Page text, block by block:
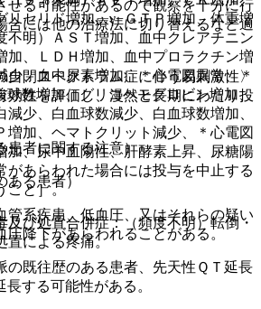
せる可能性があるので観察を十分に行
合には他の治療法に切り替えるなど適
閉スペクトラム症に伴う易刺激性〉
効性を評価し、漫然と長期にわたり投
患者に関する注意）
ある患者）
系疾患、低血圧、又はそれらの疑い
圧降下があらわれることがある。
既往歴のある患者、先天性ＱＴ延長
する可能性がある。
リセリド増加、γ−ＧＴＰ増加、体重増
不明）ＡＳＴ増加、血中クレアチニン
加、ＬＤＨ増加、血中プロラクチン増
少、血中尿素増加、＊心電図異常、＊
球数増加、グリコヘモグロビン増加、
少、白血球数減少、白血球数増加、
増加、ヘマトクリット減少、＊心電図
加、尿中血陽性、肝酵素上昇、尿糖陽
があらわれた場合には投与を中止する
こと］。
び処置合併症：（頻度不明）転倒・
置による疼痛。